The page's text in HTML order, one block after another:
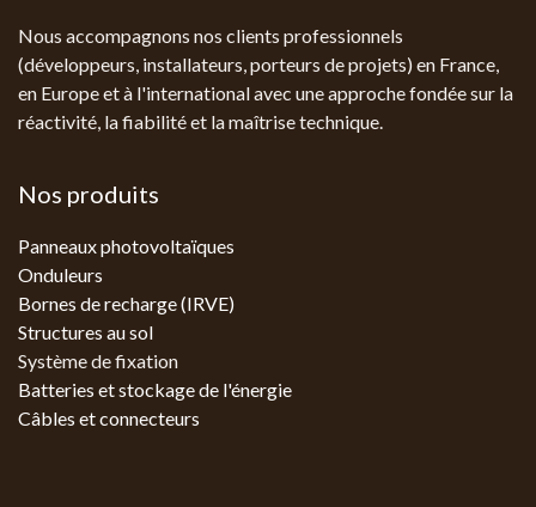
Nous accompagnons nos clients professionnels
(développeurs, installateurs, porteurs de projets) en France,
en Europe et à l'international avec une approche fondée sur la
réactivité, la fiabilité et la maîtrise technique.
Nos produits
Panneaux photovoltaïques
Onduleurs
Bornes de recharge (IRVE)
Structures au sol
Système de fixation
Batteries et stockage de l'énergie
Câbles et connecteurs